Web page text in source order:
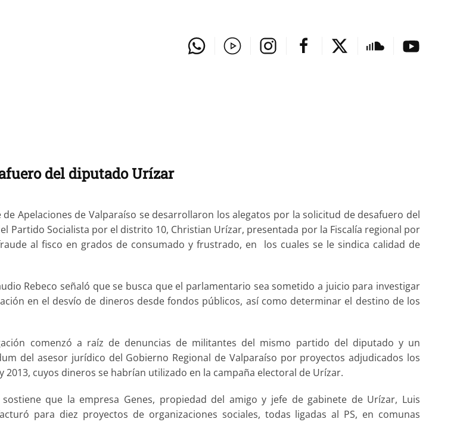
del diputado Urízar
de Apelaciones de Valparaíso se desarrollaron los alegatos por la solicitud de desafuero del
Partido Socialista por el distrito 10, Christian Urízar, presentada por la Fiscalía regional por
al fisco en grados de consumado y frustrado, en los cuales se le sindica calidad de
Rebeco señaló que se busca que el parlamentario sea sometido a juicio para investigar
en el desvío de dineros desde fondos públicos, así como determinar el destino de los
comenzó a raíz de denuncias de militantes del mismo partido del diputado y un
del asesor jurídico del Gobierno Regional de Valparaíso por proyectos adjudicados los
2013, cuyos dineros se habrían utilizado en la campaña electoral de Urízar.
sostiene que la empresa Genes, propiedad del amigo y jefe de gabinete de Urízar, Luis
para diez proyectos de organizaciones sociales, todas ligadas al PS, en comunas